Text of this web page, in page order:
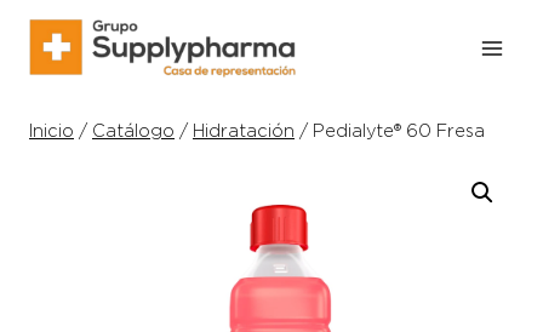
Inicio / Catálogo / Hidratación / Pedialyte® 60 Fresa